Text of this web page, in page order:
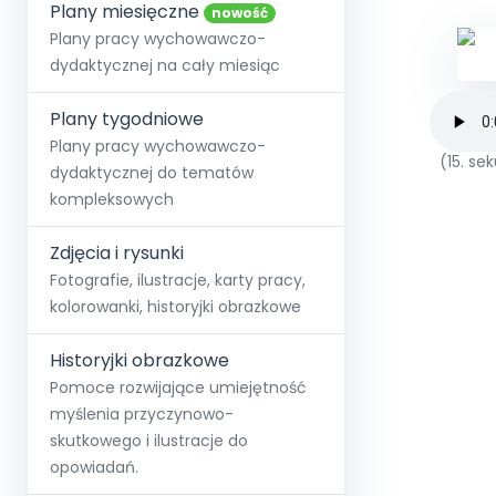
Społeczność
+48 12 631 04 10
kontakt@blizejprzedszkola.pl
O miesięczniku
Strona główna
O Akademii
Akademia
Poznaj pakiet MAX
Testuj przez 7 dni Pełen
Wszystkie projekty
Skontaktuj się
Dodaj wpis
Plany miesięczne nowość
Plany pracy wychowawczo-
dydaktycznej na cały miesiąc
Plany tygodniowe
Plany pracy wychowawczo-
dydaktycznej do tematów
kompleksowych
Zdjęcia i rysunki
Fotografie, ilustracje, karty pracy,
kolorowanki, historyjki obrazkowe
Historyjki obrazkowe
Pomoce rozwijające umiejętność
myślenia przyczynowo-
skutkowego i ilustracje do
opowiadań.
(15.